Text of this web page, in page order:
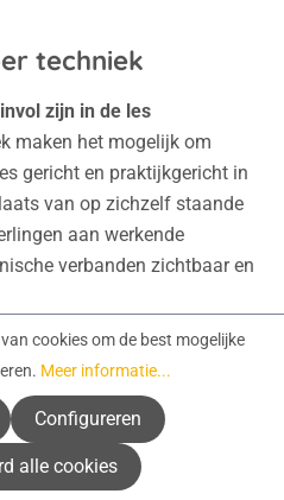
techniek
zijn in de les
maken het mogelijk om
gericht en praktijkgericht in
van op zichzelf staande
aan werkende
verbanden zichtbaar en
het betreffende
Zo ontstaat er een rode
lesmodule en het praktische
cookies om de best mogelijke
Meer informatie...
Configureren
alle cookies